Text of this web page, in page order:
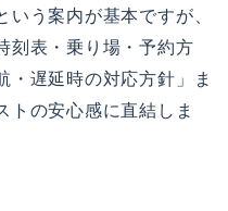
う案内が基本ですが、
刻表・乗り場・予約方
・遅延時の対応方針」ま
トの安心感に直結しま